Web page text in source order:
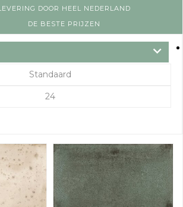
DOOR HEEL NEDERLAND
DE BESTE PRIJZEN
Standaard
24